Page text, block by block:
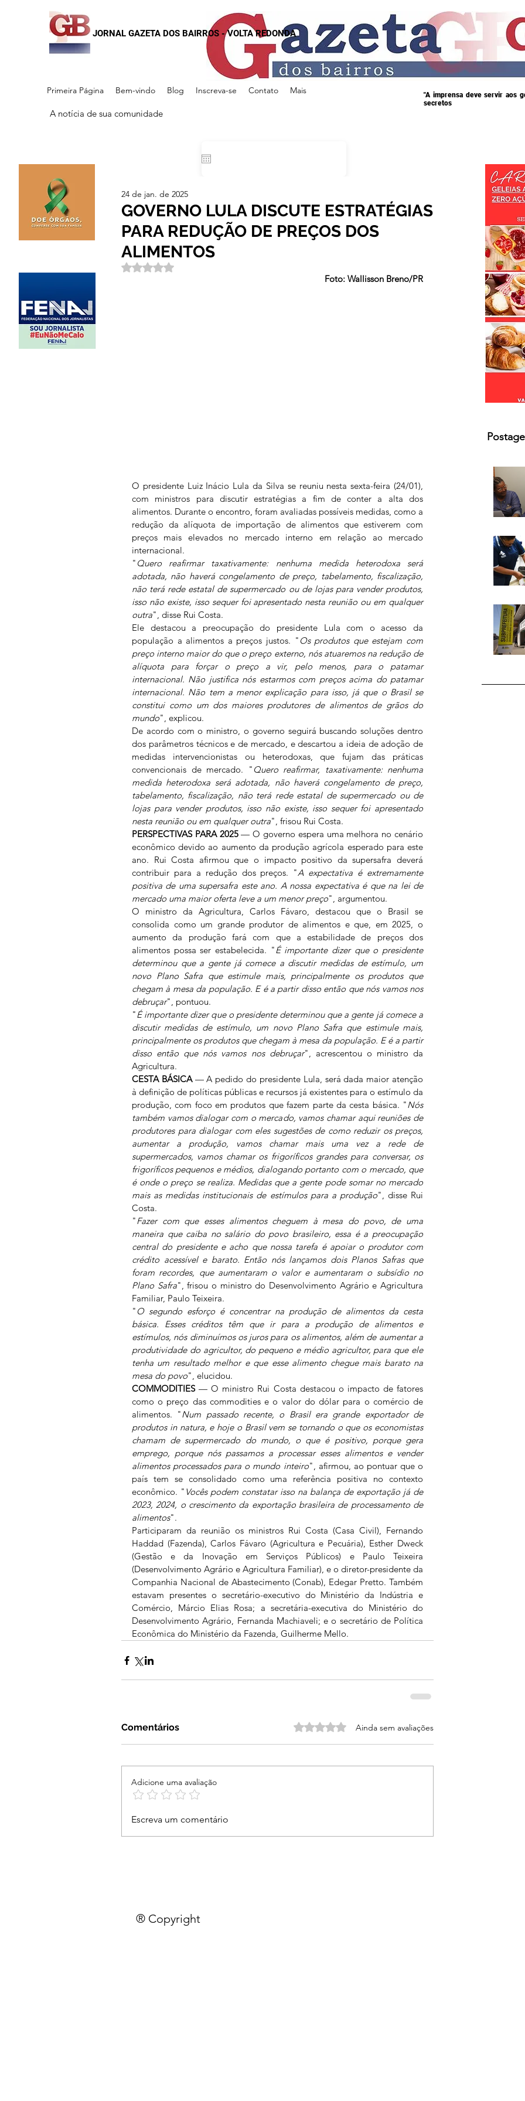
JORNAL GAZETA DOS BAIRROS - VOLTA REDONDA
Primeira Página Bem-vindo Blog Inscreva-se Contato Mais
A notícia de sua comunidade
"A imprensa deve servir aos
secretos
GOVERNO LULA DISCUTE ESTRATÉGIAS
PARA REDUÇÃO DE PREÇOS DOS
ALIMENTOS
24 de jan. de 2025
Avaliado com NaN de 5 estrelas.
Foto: Wallisson Breno/PR
O presidente Luiz Inácio Lula da Silva se reuniu nesta sexta-feira (24/01),
com ministros para discutir estratégias a fim de conter a alta dos
alimentos. Durante o encontro, foram avaliadas possíveis medidas, como a
redução da alíquota de importação de alimentos que estiverem com
preços mais elevados no mercado interno em relação ao mercado
internacional.
" Quero reafirmar taxativamente: nenhuma medida heterodoxa será
adotada, não haverá congelamento de preço, tabelamento, fiscalização,
não terá rede estatal de supermercado ou de lojas para vender produtos,
isso não existe, isso sequer foi apresentado nesta reunião ou em qualquer
outra", disse Rui Costa.
Ele destacou a preocupação do presidente Lula com o acesso da
população a alimentos a preços justos. " Os produtos que estejam com
preço interno maior do que o preço externo, nós atuaremos na redução de
alíquota para forçar o preço a vir, pelo menos, para o patamar
internacional. Não justifica nós estarmos com preços acima do patamar
internacional. Não tem a menor explicação para isso, já que o Brasil se
constitui como um dos maiores produtores de alimentos de grãos do
mundo", explicou.
De acordo com o ministro, o governo seguirá buscando soluções dentro
dos parâmetros técnicos e de mercado, e descartou a ideia de adoção de
medidas intervencionistas ou heterodoxas, que fujam das práticas
convencionais de mercado. " Quero reafirmar, taxativamente: nenhuma
medida heterodoxa será adotada, não haverá congelamento de preço,
tabelamento, fiscalização, não terá rede estatal de supermercado ou de
lojas para vender produtos, isso não existe, isso sequer foi apresentado
nesta reunião ou em qualquer outra", frisou Rui Costa.
PERSPECTIVAS PARA 2025 — O governo espera uma melhora no cenário
econômico devido ao aumento da produção agrícola esperado para este
ano. Rui Costa afirmou que o impacto positivo da supersafra deverá
contribuir para a redução dos preços. "A expectativa é extremamente
positiva de uma supersafra este ano. A nossa expectativa é que na lei de
mercado uma maior oferta leve a um menor preço", argumentou.
O ministro da Agricultura, Carlos Fávaro, destacou que o Brasil se
consolida como um grande produtor de alimentos e que, em 2025, o
aumento da produção fará com que a estabilidade de preços dos
alimentos possa ser estabelecida. "É importante dizer que o presidente
determinou que a gente já comece a discutir medidas de estímulo, um
novo Plano Safra que estimule mais, principalmente os produtos que
chegam à mesa da população. E é a partir disso então que nós vamos nos
debruçar", pontuou.
"É importante dizer que o presidente determinou que a gente já comece a
discutir medidas de estímulo, um novo Plano Safra que estimule mais,
principalmente os produtos que chegam à mesa da população. E é a partir
disso então que nós vamos nos debruçar", acrescentou o ministro da
Agricultura.
CESTA BÁSICA — A pedido do presidente Lula, será dada maior atenção
à definição de políticas públicas e recursos já existentes para o estímulo da
produção, com foco em produtos que fazem parte da cesta básica. "Nós
também vamos dialogar com o mercado, vamos chamar aqui reuniões de
produtores para dialogar com eles sugestões de como reduzir os preços,
aumentar a produção, vamos chamar mais uma vez a rede de
supermercados, vamos chamar os frigoríficos grandes para conversar, os
frigoríficos pequenos e médios, dialogando portanto com o mercado, que
é onde o preço se realiza. Medidas que a gente pode somar no mercado
mais as medidas institucionais de estímulos para a produção", disse Rui
Costa.
"Fazer com que esses alimentos cheguem à mesa do povo, de uma
maneira que caiba no salário do povo brasileiro, essa é a preocupação
central do presidente e acho que nossa tarefa é apoiar o produtor com
crédito acessível e barato. Então nós lançamos dois Planos Safras que
foram recordes, que aumentaram o valor e aumentaram o subsídio no
Plano Safra", frisou o ministro do Desenvolvimento Agrário e Agricultura
Familiar, Paulo Teixeira.
" O segundo esforço é concentrar na produção de alimentos da cesta
básica. Esses créditos têm que ir para a produção de alimentos e
estímulos, nós diminuímos os juros para os alimentos, além de aumentar a
produtividade do agricultor, do pequeno e médio agricultor, para que ele
tenha um resultado melhor e que esse alimento chegue mais barato na
mesa do povo", elucidou.
COMMODITIES — O ministro Rui Costa destacou o impacto de fatores
como o preço das commodities e o valor do dólar para o comércio de
alimentos. "Num passado recente, o Brasil era grande exportador de
produtos in natura, e hoje o Brasil vem se tornando o que os economistas
chamam de supermercado do mundo, o que é positivo, porque gera
emprego, porque nós passamos a processar esses alimentos e vender
alimentos processados para o mundo inteiro", afirmou, ao pontuar que o
país tem se consolidado como uma referência positiva no contexto
econômico. " Vocês podem constatar isso na balança de exportação já de
2023, 2024, o crescimento da exportação brasileira de processamento de
alimentos".
Participaram da reunião os ministros Rui Costa (Casa Civil), Fernando
Haddad (Fazenda), Carlos Fávaro (Agricultura e Pecuária), Esther Dweck
(Gestão e da Inovação em Serviços Públicos) e Paulo Teixeira
(Desenvolvimento Agrário e Agricultura Familiar), e o diretor-presidente da
Companhia Nacional de Abastecimento (Conab), Edegar Pretto. Também
estavam presentes o secretário-executivo do Ministério da Indústria e
Comércio, Márcio Elias Rosa; a secretária-executiva do Ministério do
Desenvolvimento Agrário, Fernanda Machiaveli; e o secretário de Política
Econômica do Ministério da Fazenda, Guilherme Mello.
Comentários Avaliado com 0 de 5 estrelas.
Ainda sem avaliações
Adicione uma avaliação
Escreva um comentário
® Copyright